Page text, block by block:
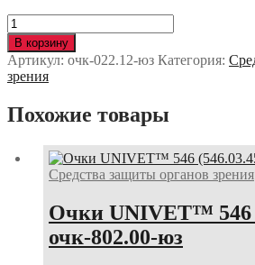
Количество
Очки
Honeywell™
А800
(1015367)
5-
очк-022.12-
В корзину
Артикул: очк-022.12-юз Категория:
зрения
Похожие товары
Средства защиты органов зрения
Очки UNIVET™ 546
очк-802.00-юз